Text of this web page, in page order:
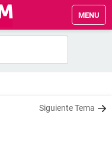
MENU
Siguiente Tema